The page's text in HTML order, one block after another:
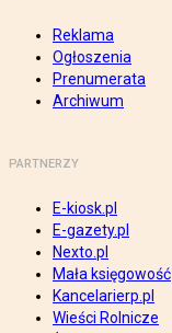
Reklama
Ogłoszenia
Prenumerata
Archiwum
PARTNERZY
E-kiosk.pl
E-gazety.pl
Nexto.pl
Mała księgowość
Kancelarierp.pl
Wieści Rolnicze